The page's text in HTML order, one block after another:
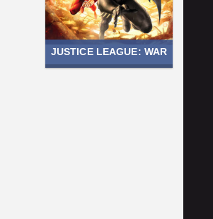
JUSTICE LEAGUE: WAR